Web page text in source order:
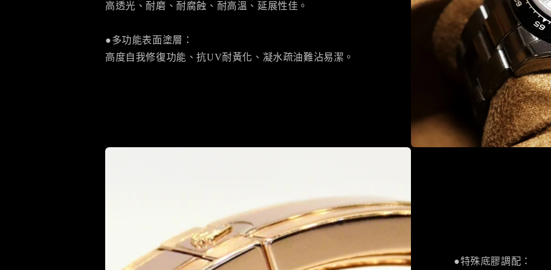
高透光、耐磨、耐腐蝕、耐高溫、延展性佳。
●多功能表面塗層：
高度自我修復功能、抗UV耐黃化、凝水疏油難沾易潔。
●特殊底膠調配：